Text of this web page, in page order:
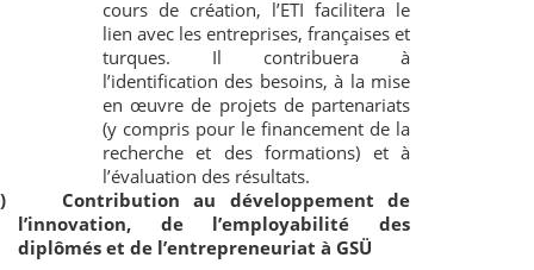
cours de création, l’ETI facilitera le
lien avec les entreprises, françaises et
turques. Il contribuera à
l’identification des besoins, à la mise
en œuvre de projets de partenariats
(y compris pour le financement de la
recherche et des formations) et à
l’évaluation des résultats.
Contribution au développement de
l’innovation, de l’employabilité des
diplômés et de l’entrepreneuriat à GSÜ